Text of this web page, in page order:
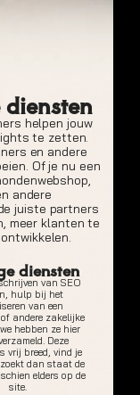
helpen jouw
te zetten.
en andere
Of je nu een
andere
juiste partners
meer klanten te
diensten
van SEO
hulp bij het
van een
andere zakelijke
hebben ze hier
Deze
vrij breed, vind je
dan staat de
elders op de
site.